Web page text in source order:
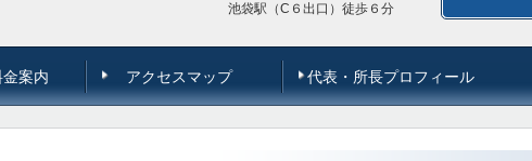
池袋駅（C６出口）徒歩６分
案内 アクセスマップ 代表・所長プロフィール